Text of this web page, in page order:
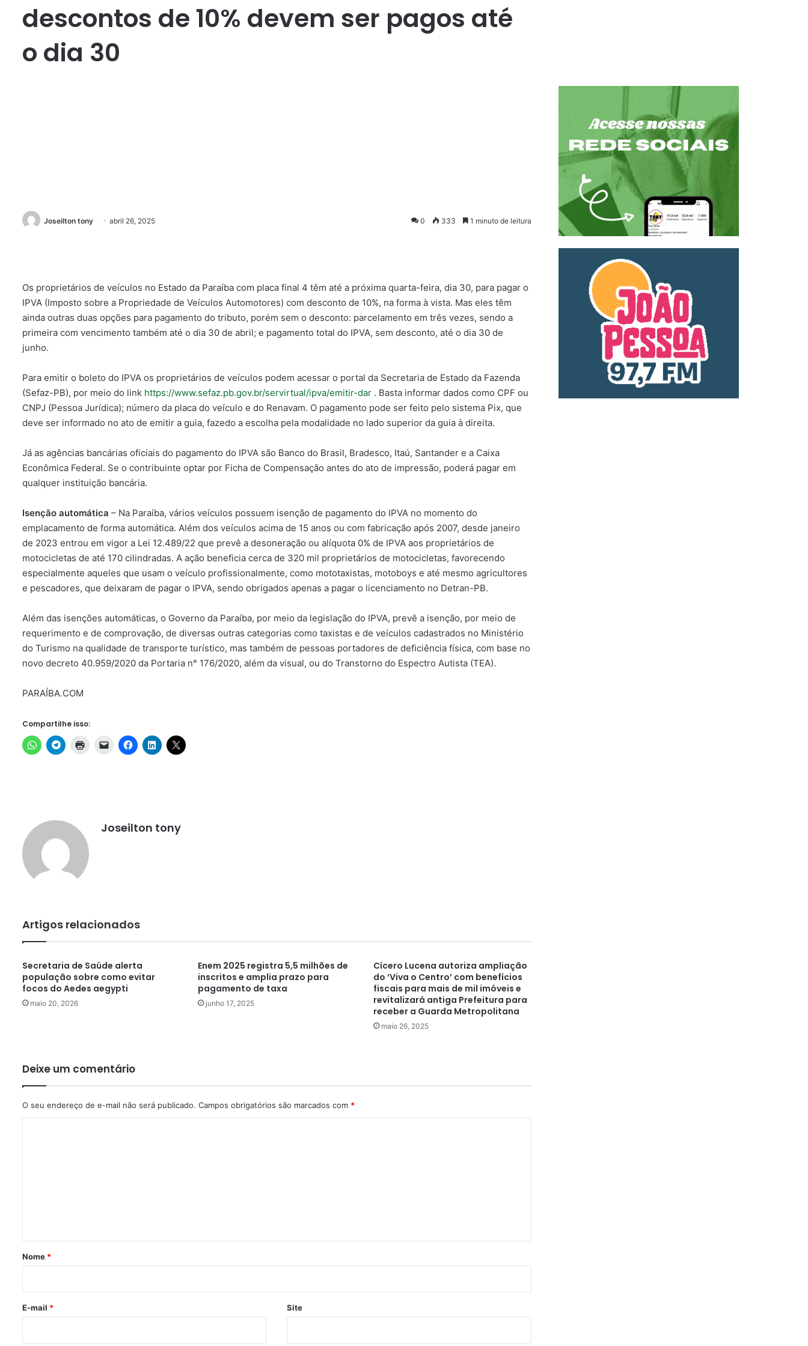
descontos de 10% devem ser pagos até
o dia 30
Joseilton tony abril 26, 2025 0 333 1 minuto de leitura
Os proprietários de veículos no Estado da Paraíba com placa final 4 têm até a próxima quarta-feira, dia 30, para pagar o
IPVA (Imposto sobre a Propriedade de Veículos Automotores) com desconto de 10%, na forma à vista. Mas eles têm
ainda outras duas opções para pagamento do tributo, porém sem o desconto: parcelamento em três vezes, sendo a
primeira com vencimento também até o dia 30 de abril; e pagamento total do IPVA, sem desconto, até o dia 30 de
junho.
Para emitir o boleto do IPVA os proprietários de veículos podem acessar o portal da Secretaria de Estado da Fazenda
(Sefaz-PB), por meio do link https://www.sefaz.pb.gov.br/servirtual/ipva/emitir-dar . Basta informar dados como CPF ou
CNPJ (Pessoa Jurídica); número da placa do veículo e do Renavam. O pagamento pode ser feito pelo sistema Pix, que
deve ser informado no ato de emitir a guia, fazedo a escolha pela modalidade no lado superior da guia à direita.
Já as agências bancárias oficiais do pagamento do IPVA são Banco do Brasil, Bradesco, Itaú, Santander e a Caixa
Econômica Federal. Se o contribuinte optar por Ficha de Compensação antes do ato de impressão, poderá pagar em
qualquer instituição bancária.
Isenção automática – Na Paraíba, vários veículos possuem isenção de pagamento do IPVA no momento do
emplacamento de forma automática. Além dos veículos acima de 15 anos ou com fabricação após 2007, desde janeiro
de 2023 entrou em vigor a Lei 12.489/22 que prevê a desoneração ou alíquota 0% de IPVA aos proprietários de
motocicletas de até 170 cilindradas. A ação beneficia cerca de 320 mil proprietários de motocicletas, favorecendo
especialmente aqueles que usam o veículo profissionalmente, como mototaxistas, motoboys e até mesmo agricultores
e pescadores, que deixaram de pagar o IPVA, sendo obrigados apenas a pagar o licenciamento no Detran-PB.
Além das isenções automáticas, o Governo da Paraíba, por meio da legislação do IPVA, prevê a isenção, por meio de
requerimento e de comprovação, de diversas outras categorias como taxistas e de veículos cadastrados no Ministério
do Turismo na qualidade de transporte turístico, mas também de pessoas portadores de deficiência física, com base no
novo decreto 40.959/2020 da Portaria n° 176/2020, além da visual, ou do Transtorno do Espectro Autista (TEA).
PARAÍBA.COM
Compartilhe isso:
Joseilton tony
Artigos relacionados
Secretaria de Saúde alerta
população sobre como evitar
focos do Aedes aegypti
maio 20, 2026
Enem 2025 registra 5,5 milhões de
inscritos e amplia prazo para
pagamento de taxa
junho 17, 2025
Cícero Lucena autoriza ampliação
do ‘Viva o Centro’ com benefícios
fiscais para mais de mil imóveis e
revitalizará antiga Prefeitura para
receber a Guarda Metropolitana
maio 26, 2025
Deixe um comentário
O seu endereço de e-mail não será publicado. Campos obrigatórios são marcados com *
r
*
Nome *
E-mail * Site